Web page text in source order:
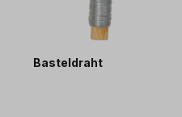
Basteldraht